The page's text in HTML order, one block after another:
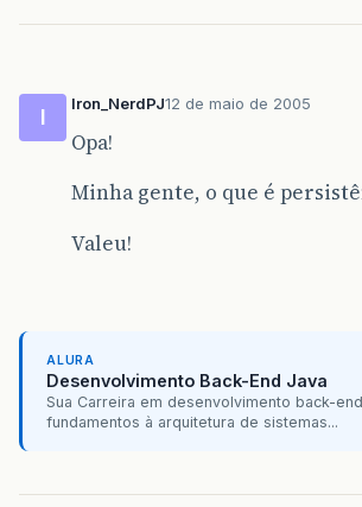
I
Iron_NerdPJ12 de maio de 2005
Opa!
Minha gente, o que é
Valeu!
ALURA
Desenvolvimento Back-End Java
Sua Carreira em desenvolvimento back-
fundamentos à arquitetura de sistemas...